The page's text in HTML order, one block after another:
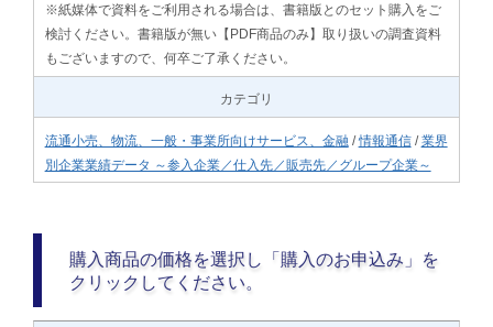
※紙媒体で資料をご利用される場合は、書籍版とのセット購入をご
検討ください。書籍版が無い【PDF商品のみ】取り扱いの調査資料
もございますので、何卒ご了承ください。
カテゴリ
流通小売、物流、一般・事業所向けサービス、金融 /情報通信/業界
別企業業績データ ～参入企業／仕入先／販売先／グループ企業～
購入商品の価格を選択し「購入のお申込み」を
クリックしてください。